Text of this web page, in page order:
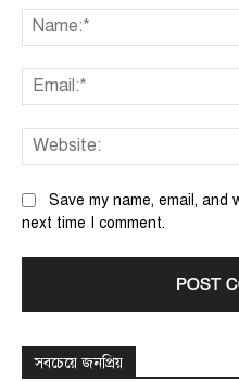
Save my name, email,
next time I comment.
সবচেয়ে জনপ্রিয়